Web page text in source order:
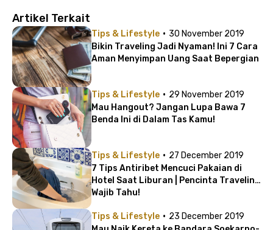
Artikel Terkait
Tips & Lifestyle · 30 November 2019
Bikin Traveling Jadi Nyaman! Ini 7 Cara
Aman Menyimpan Uang Saat Bepergian
Tips & Lifestyle · 29 November 2019
Mau Hangout? Jangan Lupa Bawa 7
Benda Ini di Dalam Tas Kamu!
Tips & Lifestyle · 27 December 2019
7 Tips Antiribet Mencuci Pakaian di
Hotel Saat Liburan | Pencinta Traveling
Wajib Tahu!
Tips & Lifestyle · 23 December 2019